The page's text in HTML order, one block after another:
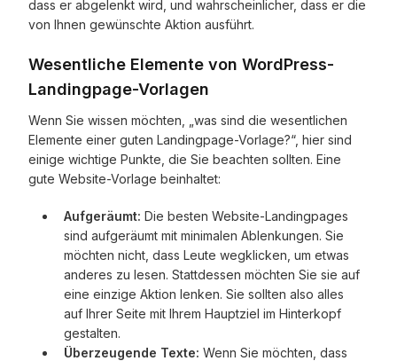
dass er abgelenkt wird, und wahrscheinlicher, dass er die
von Ihnen gewünschte Aktion ausführt.
Wesentliche Elemente von WordPress-
Landingpage-Vorlagen
Wenn Sie wissen möchten, „was sind die wesentlichen
Elemente einer guten Landingpage-Vorlage?“, hier sind
einige wichtige Punkte, die Sie beachten sollten. Eine
gute Website-Vorlage beinhaltet:
Aufgeräumt: Die besten Website-Landingpages
sind aufgeräumt mit minimalen Ablenkungen. Sie
möchten nicht, dass Leute wegklicken, um etwas
anderes zu lesen. Stattdessen möchten Sie sie auf
eine einzige Aktion lenken. Sie sollten also alles
auf Ihrer Seite mit Ihrem Hauptziel im Hinterkopf
gestalten.
Überzeugende Texte: Wenn Sie möchten, dass